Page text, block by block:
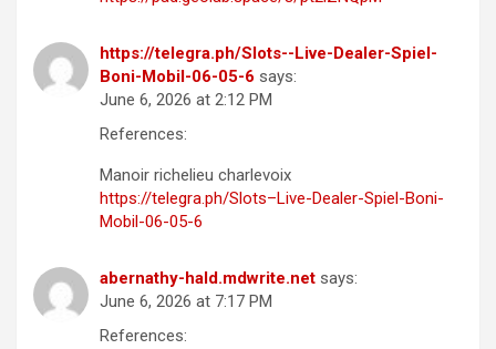
https://telegra.ph/Slots--Live-Dealer-Spiel-
Boni-Mobil-06-05-6 says:
June 6, 2026 at 2:12 PM
References:
Manoir richelieu charlevoix
https://telegra.ph/Slots–Live-Dealer-Spiel-Boni-
Mobil-06-05-6
abernathy-hald.mdwrite.net says:
June 6, 2026 at 7:17 PM
References: